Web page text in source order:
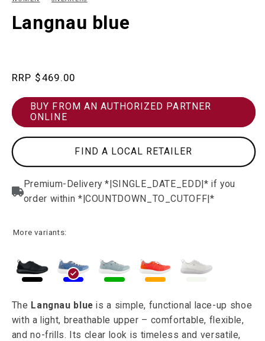
Langnau blue
Regular$469.00
BUY FROM AN AUTHORIZED PARTNER
ONLINE
FIND A LOCAL RETAILER
More variants:
The Langnau blue is a simple, functional lace-up shoe
with a light, breathable upper – comfortable, flexible,
and no-frills. Its clear look is timeless and versatile,